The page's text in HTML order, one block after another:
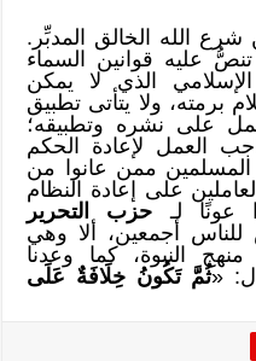
الله الخالق المدبِّر.
عليه قوانين السماء
الإسلامي الذي لا يمكن
برمته، ولا يتأتى تطبيق
على نشره وتطبيقه؛
العمل لإعادة الحكم
المسلمين ممن عانوا من
على إعادة النظام
عونًا لـحزب التحرير
للناس أجمعين، ألا وهي
النبوة، كما وعدنا
«ثُمَّ تَكُونُ خِلَافَةٌ عَلَى